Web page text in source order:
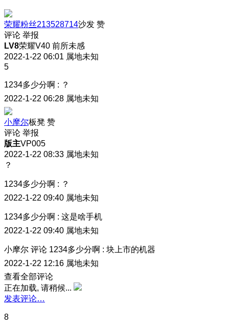
荣耀粉丝213528714沙发 赞
评论 举报
LV8荣耀V40 前所未感
2022-1-22 06:01 属地未知
5
1234多少分啊 : ？
2022-1-22 06:28 属地未知
小摩尔板凳 赞
评论 举报
版主VP005
2022-1-22 08:33 属地未知
？
1234多少分啊 : ？
2022-1-22 09:40 属地未知
1234多少分啊 : 这是啥手机
2022-1-22 09:40 属地未知
小摩尔 评论 1234多少分啊 : 块上市的机器
2022-1-22 12:16 属地未知
查看全部评论
正在加载, 请稍候...
发表评论…
8